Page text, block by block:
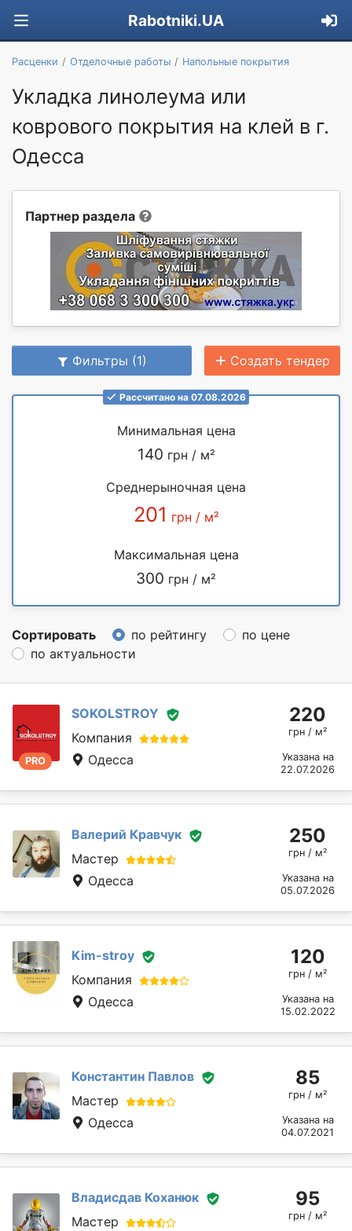
Rabotniki.UA
Расценки Отделочные работы Напольные покрытия
Укладка линолеума или
коврового покрытия на клей в г.
Одесса
Партнер раздела
Фильтры (1) Создать тендер
Рассчитано на 07.08.2026
Минимальная цена
140 грн / м²
Среднерыночная цена
201 грн / м²
Максимальная цена
300 грн / м²
Сортировать по рейтингу
по цене
по актуальности
PRO
SOKOLSTROY
Компания
Одесса
220
грн / м²
Указана на
22.07.2026
Валерий Кравчук
Мастер
Одесса
250
грн / м²
Указана на
05.07.2026
Kim-stroy
Компания
Одесса
120
грн / м²
Указана на
15.02.2022
Константин Павлов
Мастер
Одесса
85
грн / м²
Указана на
04.07.2021
Владисдав Коханюк
Мастер
95
грн / м²